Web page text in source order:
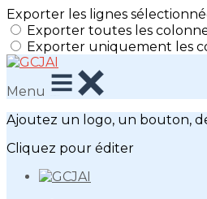
Exporter les lignes
Exporter toutes les
Exporter uniquement les
Menu
Ajoutez un logo, un bouton,
Cliquez pour éditer